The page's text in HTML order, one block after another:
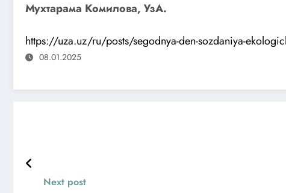
Мухтарама Комилова, УзА.
https://uza.uz/ru/posts/segodnya-den-sozdaniya-
08.01.2025
Next post